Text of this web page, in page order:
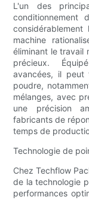
L'un des
machine
éliminant le travail
précieux.
avancées, il peut
poudre,
mélanges, avec
une précision
fabricants de
temps de
Technologie de
Chez Techflow
de la technologie
performances